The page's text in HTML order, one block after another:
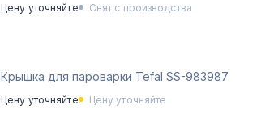
Цену уточняйте Снят с производства
Крышка для пароварки Tefal SS-983987
Цену уточняйте Цену уточняйте